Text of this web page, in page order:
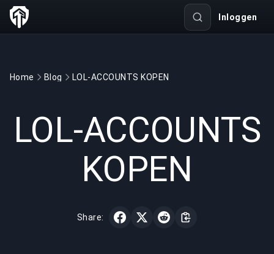
Inloggen
Home Blog LOL-ACCOUNTS KOPEN
LOL-ACCOUNTS
KOPEN
Share: